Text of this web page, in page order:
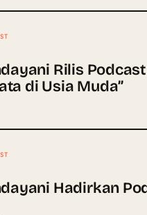
Rilis
di Usia Muda”
Hadirkan